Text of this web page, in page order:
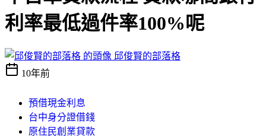
利率最低過件率100%呢
邱俊賢的部落格
10年前
預借現金利息
台中身分證借錢
原住民創業貸款